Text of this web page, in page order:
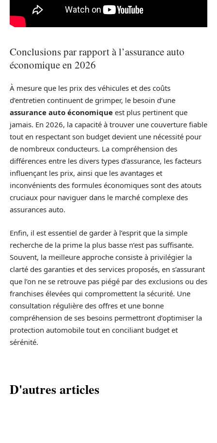
Conclusions par rapport à l’assurance auto
économique en 2026
À mesure que les prix des véhicules et des coûts
d’entretien continuent de grimper, le besoin d’une
assurance auto économique est plus pertinent que
jamais. En 2026, la capacité à trouver une couverture fiable
tout en respectant son budget devient une nécessité pour
de nombreux conducteurs. La compréhension des
différences entre les divers types d’assurance, les facteurs
influençant les prix, ainsi que les avantages et
inconvénients des formules économiques sont des atouts
cruciaux pour naviguer dans le marché complexe des
assurances auto.
Enfin, il est essentiel de garder à l’esprit que la simple
recherche de la prime la plus basse n’est pas suffisante.
Souvent, la meilleure approche consiste à privilégier la
clarté des garanties et des services proposés, en s’assurant
que l’on ne se retrouve pas piégé par des exclusions ou des
franchises élevées qui compromettent la sécurité. Une
consultation régulière des offres et une bonne
compréhension de ses besoins permettront d’optimiser la
protection automobile tout en conciliant budget et
sérénité.
D'autres articles